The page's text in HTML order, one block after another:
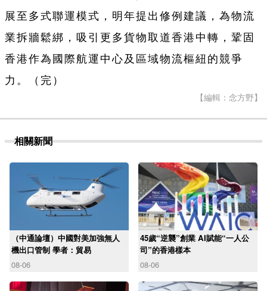
展至多式聯運模式，明年提出修例建議，為物流
業拆牆鬆綁，吸引更多貨物取道香港中轉，鞏固
香港作為國際航運中心及區域物流樞紐的競爭
力。（完）
【編輯：念方野】
相關新聞
（中通論壇）中國對美加強無人
機出口管制 學者：貿易
08-06
45歲“逆襲”創業 AI賦能“一人公
司”的香港樣本
08-06